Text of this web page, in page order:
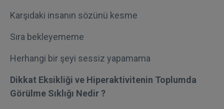
Karşıdaki insanın sözünü kesme
Sıra bekleyememe
Herhangi bir şeyi sessiz yapamama
Dikkat Eksikliği ve Hiperaktivitenin Toplumda
Görülme Sıklığı Nedir ?